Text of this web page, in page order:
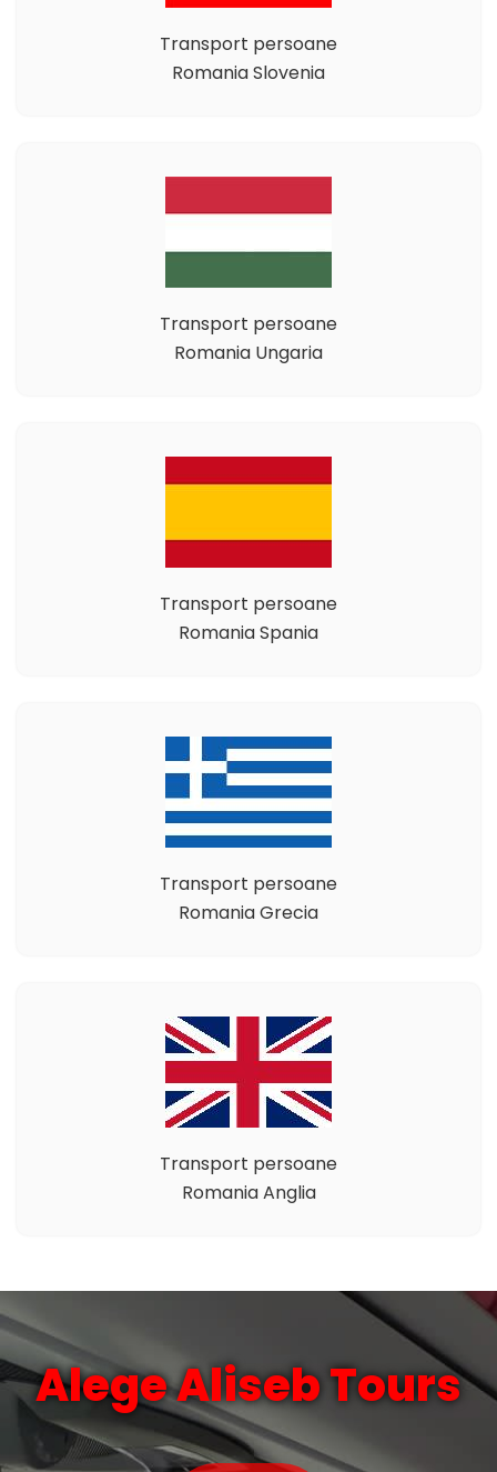
Transport persoane
Romania Slovenia
Transport persoane
Romania Ungaria
Transport persoane
Romania Spania
Transport persoane
Romania Grecia
Transport persoane
Romania Anglia
Alege Aliseb Tours